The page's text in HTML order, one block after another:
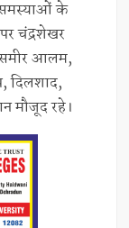
समस्याओं के
चंद्रशेखर
समीर आलम,
दिलशाद,
मौजूद रहे।